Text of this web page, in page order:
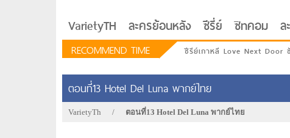
VarietyTH ละครย้อนหลัง ซีรี่ย์ ซิทคอม ล
RECOMMEND TIME ซีรีย์เกาหลี Love Next Door
ตอนที่13 Hotel Del Luna พากย์ไทย
VarietyTh / ตอนที่13 Hotel Del Luna พากย์ไทย